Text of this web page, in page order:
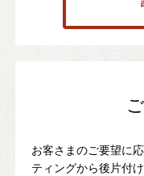
お客さまのご要望に
ティングから後片付